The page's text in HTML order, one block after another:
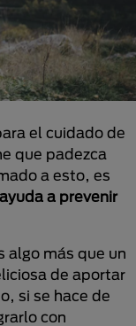
el cuidado de
que padezca
a esto, es
ayuda a prevenir
algo más que un
de aportar
si se hace de
con